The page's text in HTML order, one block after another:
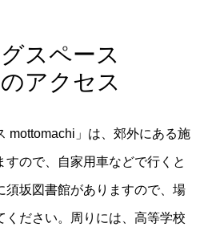
スペース
アクセス
mottomachi」は、郊外にある施
ので、自家用車などで行くと
須坂図書館がありますので、場
ください。周りには、高等学校